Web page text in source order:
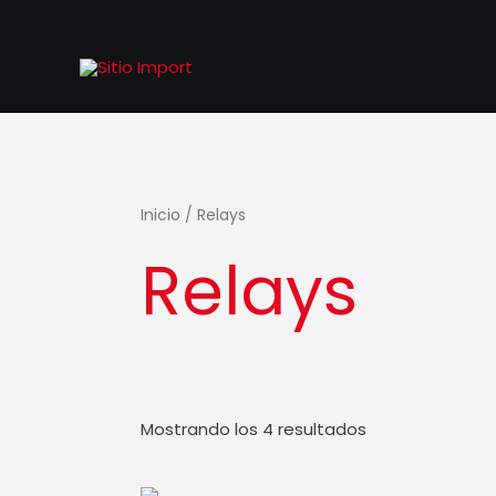
contenido
Inicio / Relays
Relays
Mostrando los 4 resultados